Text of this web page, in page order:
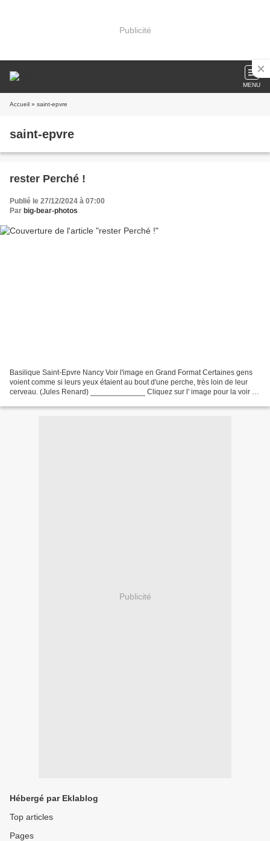
Publicité
MENU
Accueil » saint-epvre
saint-epvre
rester Perché !
Publié le 27/12/2024 à 07:00
Par big-bear-photos
Basilique Saint-Epvre Nancy Voir l'image en Grand Format Certaines gens
voient comme si leurs yeux étaient au bout d'une perche, très loin de leur
cerveau. (Jules Renard) _____________ Cliquez sur l' image pour la voir en
Publicité
Hébergé par Eklablog
Top articles
Pages